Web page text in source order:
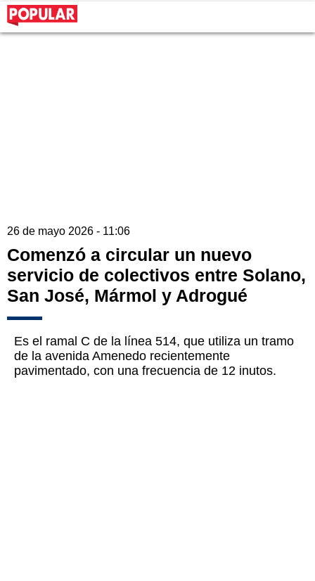
26 de mayo 2026 - 11:06
Comenzó a circular un nuevo
servicio de colectivos entre Solano,
San José, Mármol y Adrogué
Es el ramal C de la línea 514, que utiliza un tramo
de la avenida Amenedo recientemente
pavimentado, con una frecuencia de 12 inutos.